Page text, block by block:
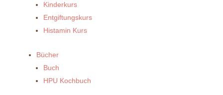
Kinderkurs
Entgiftungskurs
Histamin Kurs
Bücher
Buch
HPU Kochbuch